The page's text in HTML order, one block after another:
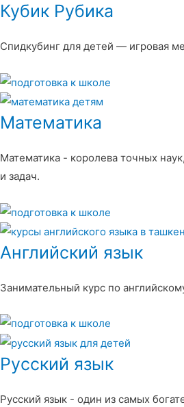
Кубик Рубика
Спидкубинг для детей — игровая
Математика
Математика - королева точных
и задач.
Английский язык
Занимательный курс по
Русский язык
Русский язык - один из самых